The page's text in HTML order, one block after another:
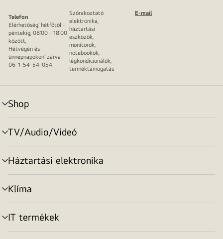
Telefon
Elérhetőség: hétfőtől -
péntekig, 08:00 - 18:00
között,
Hétvégén és
ünnepnapokon: zárva
06-1-54-54-054
Szórakoztató
elektronika,
háztartási
eszközök,
monitorok,
notebookok,
légkondicionálók,
terméktámogatás
E-mail
Shop
menu
toggle
TV/Audio/Videó
menu
toggle
Háztartási elektronika
menu
toggle
Klíma
menu
toggle
IT termékek
menu
toggle